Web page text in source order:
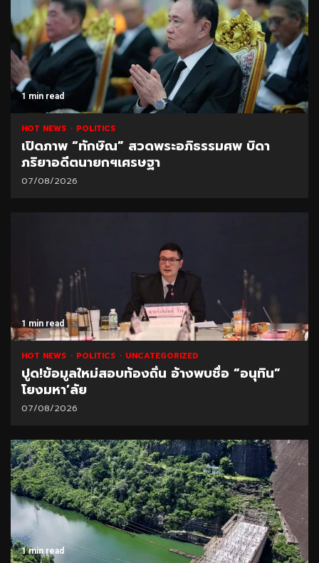
1 min read
HOT NEWS POLITICS
เปิดภาพ “ทักษิณ” สวดพระอภิธรรมศพ บิดา
ภริยาอดีตนายกฯเศรษฐา
07/08/2026
1 min read
HOT NEWS POLITICS UNCATEGORIZED
ปูด!ข้อมูลใหม่สอบท้องถิ่น อ้างพบชื่อ “อนุทิน”
โยงมหา’ลัย
07/08/2026
1 min read